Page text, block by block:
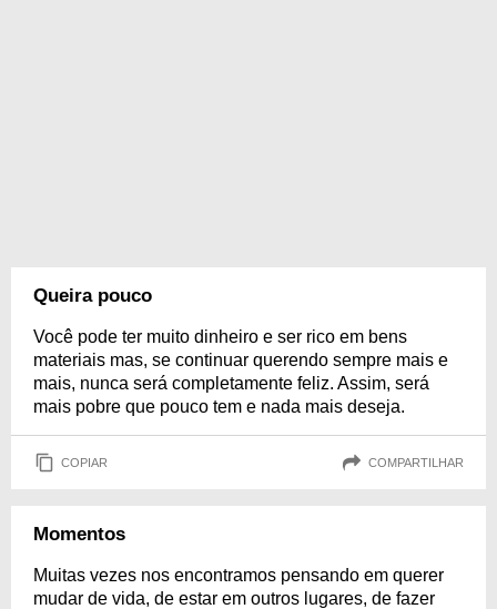
Queira pouco
Você pode ter muito dinheiro e ser rico em bens
materiais mas, se continuar querendo sempre mais e
mais, nunca será completamente feliz. Assim, será
mais pobre que pouco tem e nada mais deseja.
COPIAR COMPARTILHAR
Momentos
Muitas vezes nos encontramos pensando em querer
mudar de vida, de estar em outros lugares, de fazer